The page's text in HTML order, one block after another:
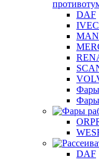
DAF
MAN
Фары
DAF